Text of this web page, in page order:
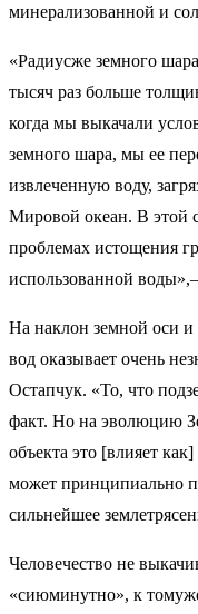
минерализованной и
«Радиусже земного
тысяч раз больше
когда мы выкачали
земного шара, мы ее
извлеченную воду,
Мировой океан. В этой
проблемах истощения
использованной
На наклон земной оси
вод оказывает очень
Остапчук. «То, что
факт. Но на эволюцию
объекта это [влияет
может принципиально
сильнейшее
Человечество не
«сиюминутно», к